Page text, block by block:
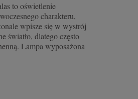
to oświetlenie
charakteru,
wpisze się w wystrój
światło, dlatego często
Lampa wyposażona